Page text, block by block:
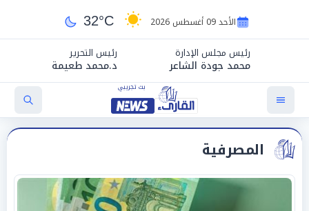
الأحد 09 أغسطس 2026 32°C
رئيس مجلس الإدارة
محمد جودة الشاعر
رئيس التحرير
د.محمد طعيمة
المصرفية